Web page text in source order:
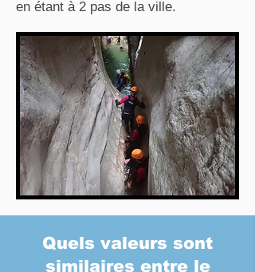
en étant à 2 pas de la ville.
Quels valeurs sont
similaires entre le